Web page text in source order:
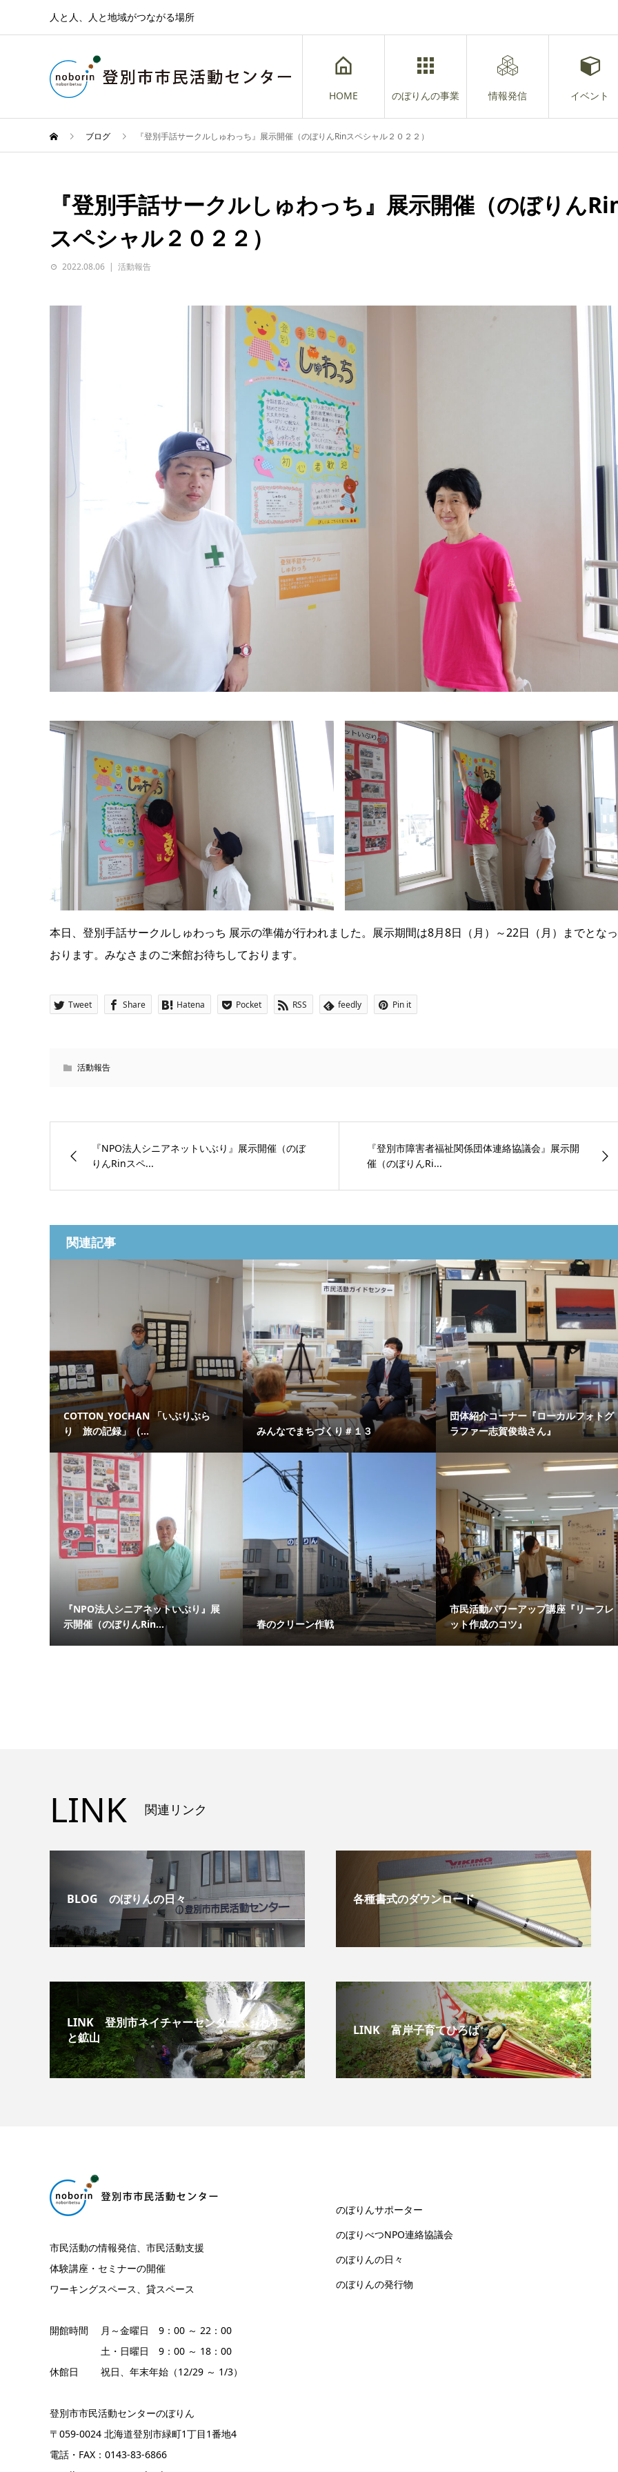
人と人、人と地域がつながる場所
HOME のぼりんの事業 情報発信 イベント
ブログ 『登別手話サークルしゅわっち』展示開催（のぼりんRinスペシャル２０２２）
『登別手話サークルしゅわっち』展示開催（のぼりん
スペシャル２０２２）
2022.08.06 活動報告
本日、登別手話サークルしゅわっち 展示の準備が行われました。展示期間は8月8日（月）～22日（月）までとな
おります。みなさまのご来館お待ちしております。
Tweet Share Hatena Pocket RSS feedly Pin it
活動報告
『NPO法人シニアネットいぶり』展示開催（のぼ
りんRinスペ...
『登別市障害者福祉関係団体連絡協議会』展示開
催（のぼりんRi...
関連記事
COTTON_YOCHAN 「いぶりぶら
り 旅の記録」（...
みんなでまちづくり＃１３
団体紹介コーナー『ローカルフォトグ
ラファー志賀俊哉さん』
『NPO法人シニアネットいぶり』展
示開催（のぼりんRin...
春のクリーン作戦
市民活動パワーアップ講座『リーフレ
ット作成のコツ』
LINK 関連リンク
BLOG のぼりんの日々 各種書式のダウンロード
LINK 登別市ネイチャーセンターふぉれす
と鉱山
LINK 富岸子育てひろば
市民活動の情報発信、市民活動支援
体験講座・セミナーの開催
ワーキングスペース、貸スペース
開館時間 月～金曜日 9：00 ～ 22：00
土・日曜日 9：00 ～ 18：00
休館日 祝日、年末年始（12/29 ～ 1/3）
登別市市民活動センターのぼりん
〒059-0024 北海道登別市緑町1丁目1番地4
電話・FAX：0143-83-6866
のぼりんサポーター
のぼりべつNPO連絡協議会
のぼりんの日々
のぼりんの発行物